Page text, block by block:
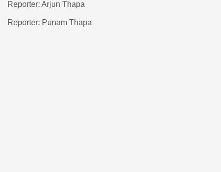
Reporter: Arjun Thapa
Reporter: Punam Thapa